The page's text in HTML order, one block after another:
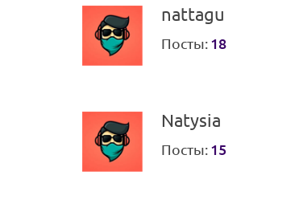
nattagu
Посты: 18
Natysia
Посты: 15